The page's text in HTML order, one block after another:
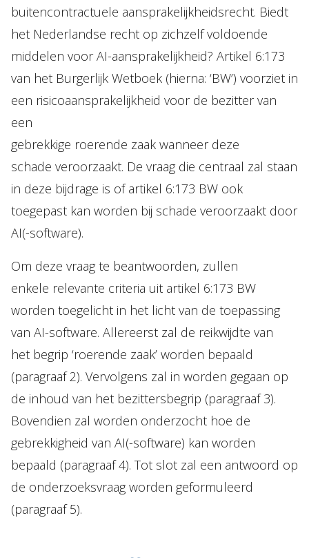
buitencontractuele aansprakelijkheidsrecht. Biedt
het Nederlandse recht op zichzelf voldoende
middelen voor AI-aansprakelijkheid? Artikel 6:173
van het Burgerlijk Wetboek (hierna: ‘BW’) voorziet in
een risicoaansprakelijkheid voor de bezitter van
een
gebrekkige roerende zaak wanneer deze
schade veroorzaakt. De vraag die centraal zal staan
in deze bijdrage is of artikel 6:173 BW ook
toegepast kan worden bij schade veroorzaakt door
AI(-software).
Om deze vraag te beantwoorden, zullen
enkele relevante criteria uit artikel 6:173 BW
worden toegelicht in het licht van de toepassing
van AI-software. Allereerst zal de reikwijdte van
het begrip ‘roerende zaak’ worden bepaald
(paragraaf 2). Vervolgens zal in worden gegaan op
de inhoud van het bezittersbegrip (paragraaf 3).
Bovendien zal worden onderzocht hoe de
gebrekkigheid van AI(-software) kan worden
bepaald (paragraaf 4). Tot slot zal een antwoord op
de onderzoeksvraag worden geformuleerd
(paragraaf 5).